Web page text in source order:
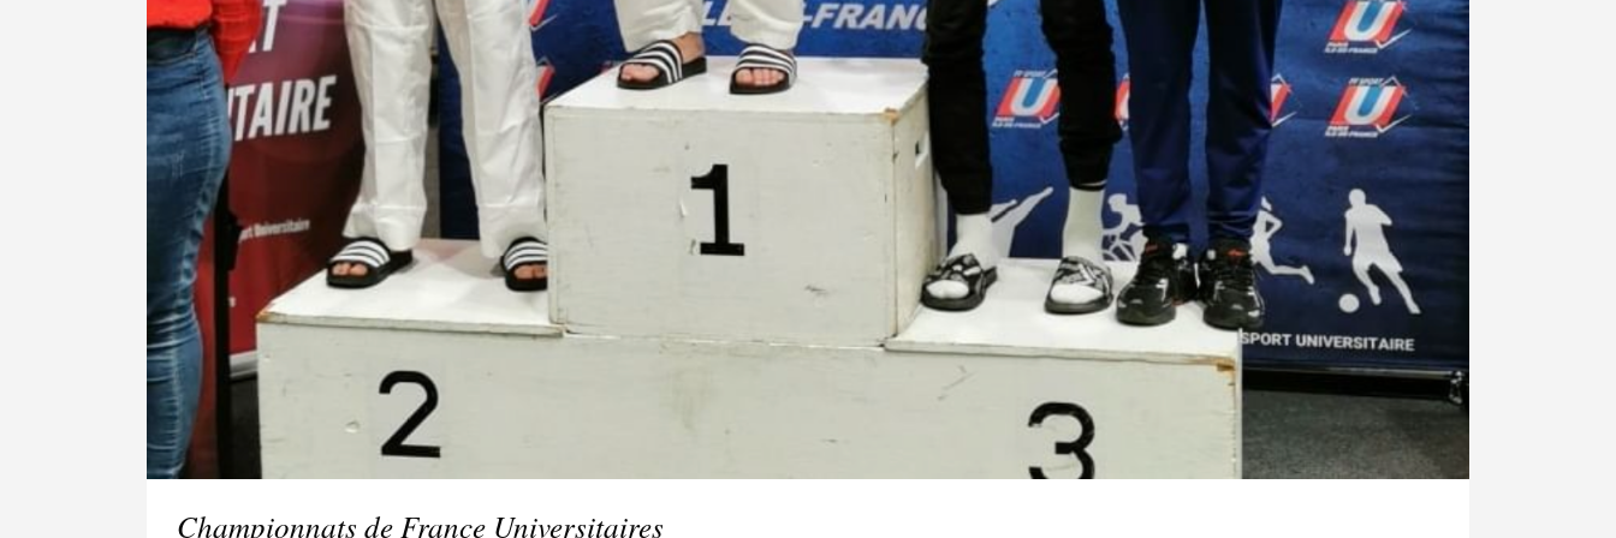
Championnats de France Universitaires